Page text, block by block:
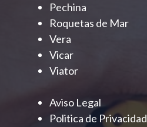
Pechina
Roquetas de Mar
Vera
Vicar
Viator
Aviso Legal
Politica de Privacidad